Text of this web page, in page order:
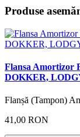
Produse
Flansa Amortizor
DOKKER,
Flanșă (Tampon)
41,00 RON